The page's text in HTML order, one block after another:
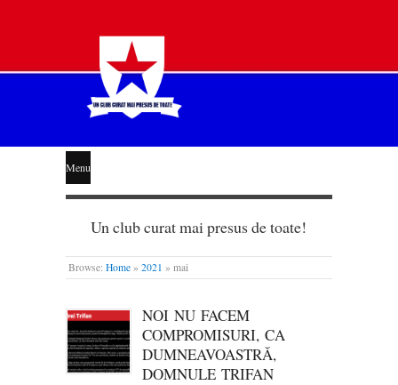
STEAUA
LIBERĂ
Menu
Un club curat mai presus de toate!
Browse: Home » 2021 » mai
NOI NU FACEM
COMPROMISURI, CA
DUMNEAVOASTRĂ,
DOMNULE TRIFAN